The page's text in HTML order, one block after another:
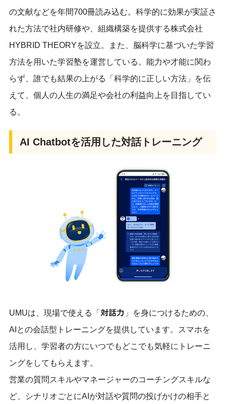
の文献などを年間700冊読み込む。 科学的に効果が実証さ
れた方法で社内研修や、 組織構築を提供する株式会社
HYBRID THEORYを設立。また、
脳科学に基づいた学習
方法を用いた学習塾を運営している。 能力や才能に関わ
らず、誰でも結果の上がる「 科学的に正しい方法」を伝
えて、 個人の人生の満足や会社の利益向上を目指してい
る。
AI Chatbotを活用した対話トレーニング
UMUは、現場で使える「 対話力 」を身につけるための、
AIとの会話型トレーニングを提供しています。スマホを
活用し、学習者の方にいつでもどこでも気軽にトレーニ
ングをしてもらえます。
営業の質問スキルやマネージャーのコーチングスキルな
ど、シナリオごとにAIが対話や質問の投げかけの相手と